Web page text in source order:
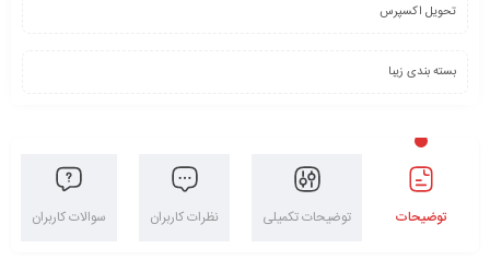
تحویل اکسپرس
بسته بندی زیبا
توضیحات توضیحات تکمیلی نظرات کاربران سوالات کاربران